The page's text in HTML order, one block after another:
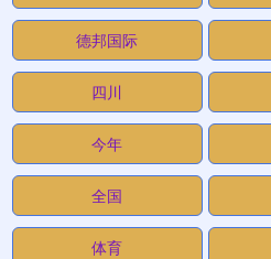
德邦国际
四川
今年
全国
体育